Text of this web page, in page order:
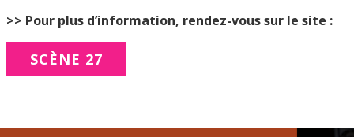
>> Pour plus d’information, rendez-vous sur le site :
SCÈNE 27